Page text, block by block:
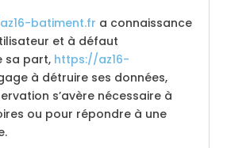
batiment.fr a connaissance
et à défaut
sa part, https://az16-
à détruire ses données,
s’avère nécessaire à
ou pour répondre à une